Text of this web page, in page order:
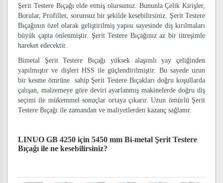
Şerit Testere Bıçağı elde etmiş olursunuz. Bununla Çelik Kirişler,
Borular, Profiller, sorunsuz bir şekilde kesebilirsiniz. Şerit Testere
Bıçağının özel olarak geliştirilmiş yapısı sayesinde diş kırılmaları
büyük çapta önlenmiştir. Şerit Testere Bıçağınız az bir titreşimle
hareket edecektir.
Bimetal Şerit Testere Bıçağı yüksek alaşımlı yay çeliğinden
yapılmıştır ve dişleri HSS ile güçlendirilmiştir. Bu sayede uzun
bir kesme ömrüne sahip Şerit Testere Bıçakları doğru koşullarda
çalışan, malzemeye göre deviri ayarlanmış makinelerde doğru diş
seçimi ile mükemmel sonuçlar ortaya çıkarır. Uzun ömürlü Şerit
Testere Bıçağı ile zamandan ve maliyetlerden kazanç sağlanır.
LINUO GB 4250 için 5450 mm Bi-metal Şerit Testere
Bıçağı ile ne kesebilirsiniz?